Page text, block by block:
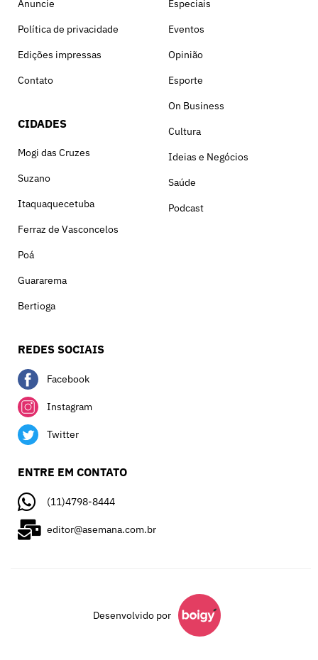
Anuncie
Política de privacidade
Edições impressas
Contato
CIDADES
Mogi das Cruzes
Suzano
Itaquaquecetuba
Ferraz de Vasconcelos
Poá
Guararema
Bertioga
Especiais
Eventos
Opinião
Esporte
On Business
Cultura
Ideias e Negócios
Saúde
Podcast
REDES SOCIAIS
Facebook
Instagram
Twitter
ENTRE EM CONTATO
(11)4798-8444
editor@asemana.com.br
Desenvolvido por